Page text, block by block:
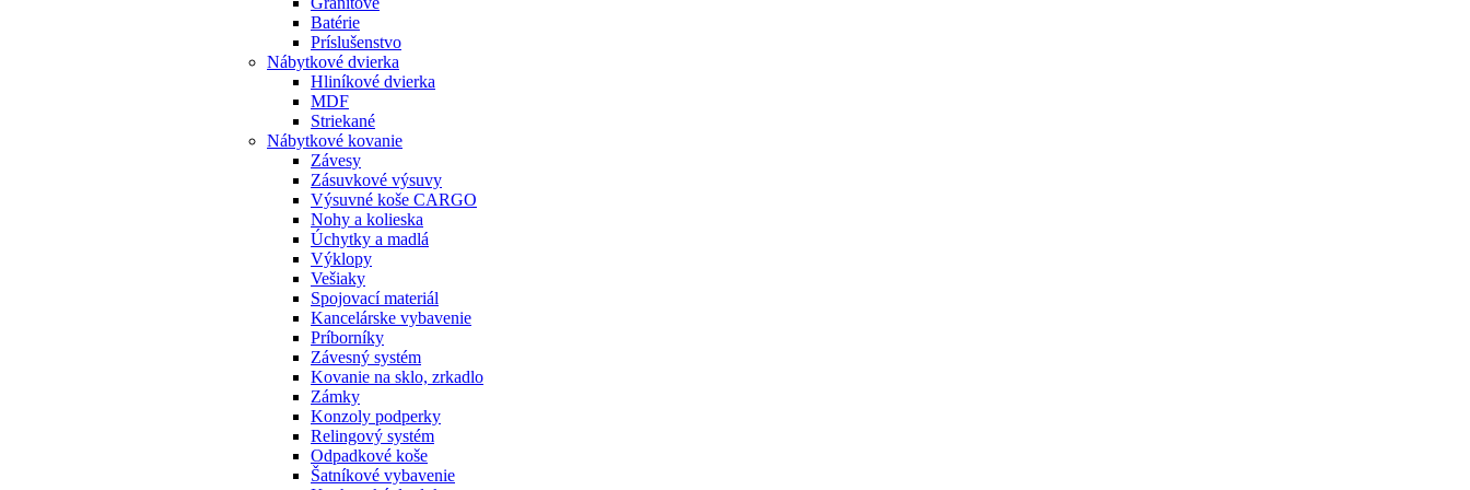
Batérie
Príslušenstvo
Nábytkové dvierka
Hliníkové dvierka
MDF
Striekané
Nábytkové kovanie
Závesy
Zásuvkové výsuvy
Výsuvné koše CARGO
Nohy a kolieska
Úchytky a madlá
Výklopy
Vešiaky
Spojovací materiál
Kancelárske vybavenie
Príborníky
Závesný systém
Kovanie na sklo, zrkadlo
Zámky
Konzoly podperky
Relingový systém
Odpadkové koše
Šatníkové vybavenie